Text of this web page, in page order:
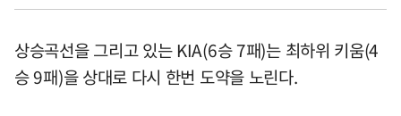
상승곡선을 그리고 있는 KIA(6승 7패)는 최하위 키움(4
승 9패)을 상대로 다시 한번 도약을 노린다.